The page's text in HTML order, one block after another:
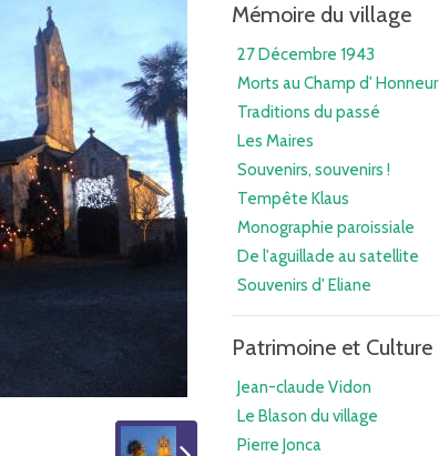
Mémoire du village
27 Décembre 1943
Morts au Champ d' Honneur
Traditions du passé
Les Maires
Souvenirs, souvenirs !
Tempête Klaus
Monographie paroissiale
De l'aguillade au satellite
Souvenirs d' Eliane
Patrimoine et Culture
Jean-claude Vidon
Le Blason du village
Pierre Jonca